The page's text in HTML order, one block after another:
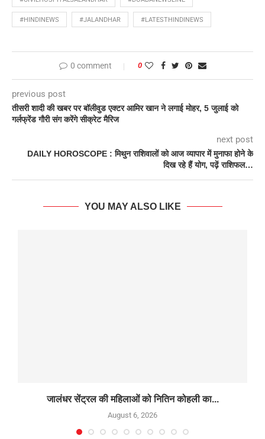
#HINDINEWS #JALANDHAR #LATESTHINDINEWS
0 comment 0
previous post
तीसरी शादी की खबर पर बॉलीवुड एक्टर आमिर खान ने लगाई मोहर, 5 जुलाई को
गर्लफ्रेंड गौरी संग करेंगे सीक्रेट मैरिज
next post
DAILY HOROSCOPE : मिथुन राशिवालों को आज व्यापार में मुनाफा होने के
दिख रहे हैं योग, पढ़ें राशिफल…
YOU MAY ALSO LIKE
जालंधर सेंट्रल की महिलाओं को नितिन कोहली का...
August 6, 2026